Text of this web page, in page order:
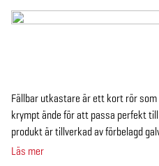
Fällbar utkastare är ett kort rör
krympt ände för att passa perfekt
produkt är tillverkad av förbelagd
Läs mer